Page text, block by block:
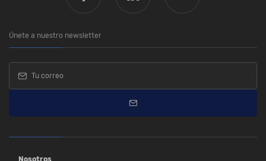
Únete a nuestro newsletter
Nosotros